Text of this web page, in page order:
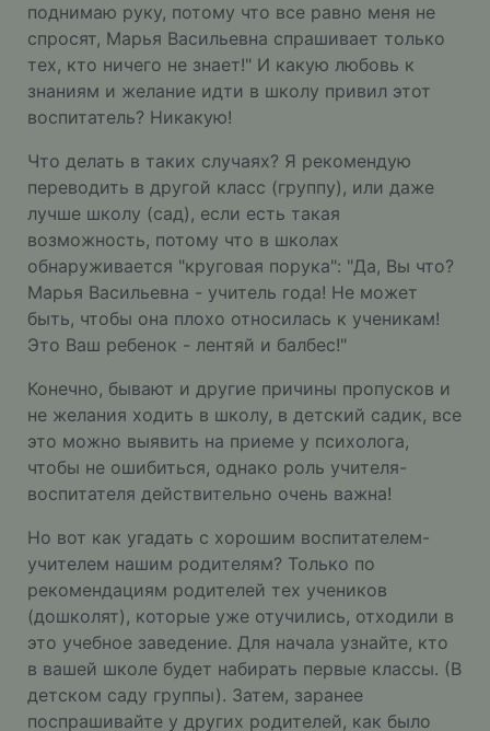
поднимаю руку, потому что все равно меня не
спросят, Марья Васильевна спрашивает только
тех, кто ничего не знает!" И какую любовь к
знаниям и желание идти в школу привил этот
воспитатель? Никакую!
Что делать в таких случаях? Я рекомендую
переводить в другой класс (группу), или даже
лучше школу (сад), если есть такая
возможность, потому что в школах
обнаруживается "круговая порука": "Да, Вы что?
Марья Васильевна - учитель года! Не может
быть, чтобы она плохо относилась к ученикам!
Это Ваш ребенок - лентяй и балбес!"
Конечно, бывают и другие причины пропусков и
не желания ходить в школу, в детский садик, все
это можно выявить на приеме у психолога,
чтобы не ошибиться, однако роль учителя-
воспитателя действительно очень важна!
Но вот как угадать с хорошим воспитателем-
учителем нашим родителям? Только по
рекомендациям родителей тех учеников
(дошколят), которые уже отучились, отходили в
это учебное заведение. Для начала узнайте, кто
в вашей школе будет набирать первые классы. (В
детском саду группы). Затем, заранее
поспрашивайте у других родителей, как было